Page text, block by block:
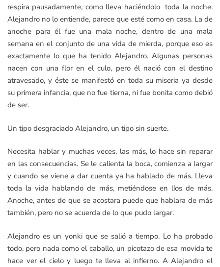
respira pausadamente, como lleva haciéndolo toda la noche.
Alejandro no lo entiende, parece que esté como en casa. La de
anoche para él fue una mala noche, dentro de una mala
semana en el conjunto de una vida de mierda, porque eso es
exactamente lo que ha tenido Alejandro. Algunas personas
nacen con una flor en el culo, pero él nació con el destino
atravesado, y éste se manifestó en toda su miseria ya desde
su primera infancia, que no fue tierna, ni fue bonita como debió
de ser.
Un tipo desgraciado Alejandro, un tipo sin suerte.
Necesita hablar y muchas veces, las más, lo hace sin reparar
en las consecuencias. Se le calienta la boca, comienza a largar
y cuando se viene a dar cuenta ya ha hablado de más. Lleva
toda la vida hablando de más, metiéndose en líos de más.
Anoche, antes de que se acostara puede que hablara de más
también, pero no se acuerda de lo que pudo largar.
Alejandro es un yonki que se salió a tiempo. Lo ha probado
todo, pero nada como el caballo, un picotazo de esa movida te
hace ver el cielo y luego te lleva al infierno. A Alejandro el